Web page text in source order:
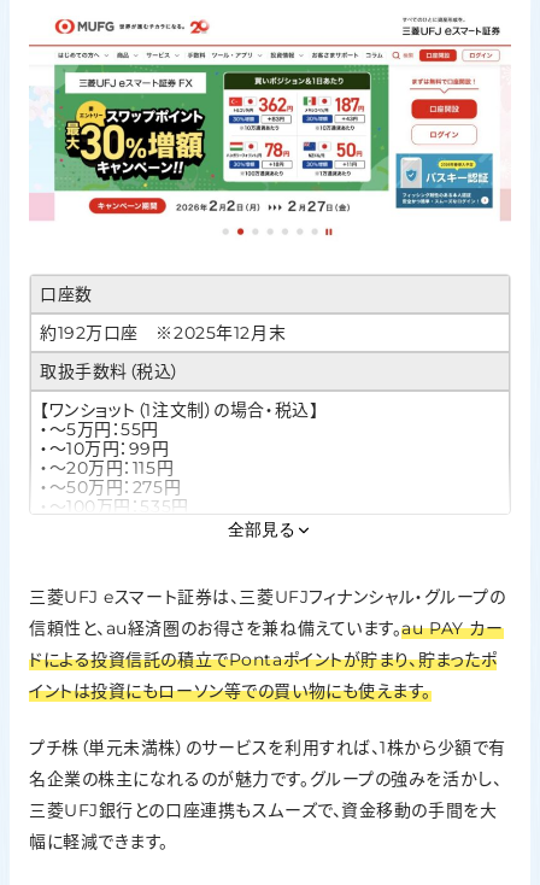
口座数
約192万口座 ※2025年12月末
取扱手数料（税込）
【ワンショット（1注文制）の場合・税込】
・～5万円：55円
・～10万円：99円
・～20万円：115円
・～50万円：275円
・～100万円：535円
・100万円超：約定金額×0.099％＋99円【上限：4,059円】
○
IPO実績
20社（2025年）
1,851本（2026年1月20日現在）
米国株式
全部見る
三菱UFJ eスマート証券は、三菱UFJフィナンシャル・グループの
信頼性と、au経済圏のお得さを兼ね備えています。au PAY カー
ドによる投資信託の積立でPontaポイントが貯まり、貯まったポ
イントは投資にもローソン等での買い物にも使えます。
プチ株（単元未満株）のサービスを利用すれば、1株から少額で有
名企業の株主になれるのが魅力です。グループの強みを活かし、
三菱UFJ銀行との口座連携もスムーズで、資金移動の手間を大
幅に軽減できます。